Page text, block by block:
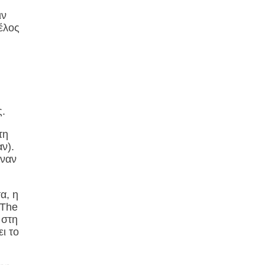
η
το